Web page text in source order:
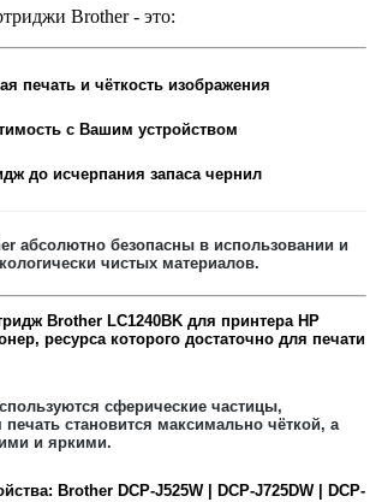
Brother - это:
печать и чёткость изображения
с Вашим устройством
до исчерпания запаса чернил
абсолютно безопасны в использовании и
чистых материалов.
Brother LC1240BK для принтера HP
ресурса которого достаточно для печати
сферические частицы,
становится максимально чёткой, а
и яркими.
Brother DCP-J525W | DCP-J725DW | DCP-